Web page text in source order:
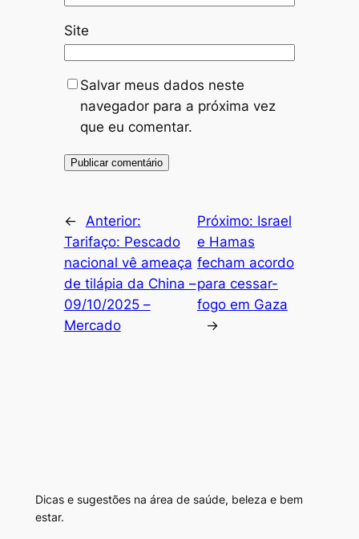
Site
Salvar meus dados neste
navegador para a próxima vez
que eu comentar.
←
Anterior:
Tarifaço: Pescado
nacional vê ameaça
de tilápia da China –
09/10/2025 –
Mercado
Próximo: Israel
e Hamas
fecham acordo
para cessar-
fogo em Gaza
→
Dicas e sugestões na área de saúde, beleza e bem
estar.